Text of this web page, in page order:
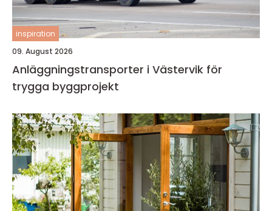
inspiration
09. August 2026
Anläggningstransporter i Västervik för
trygga byggprojekt